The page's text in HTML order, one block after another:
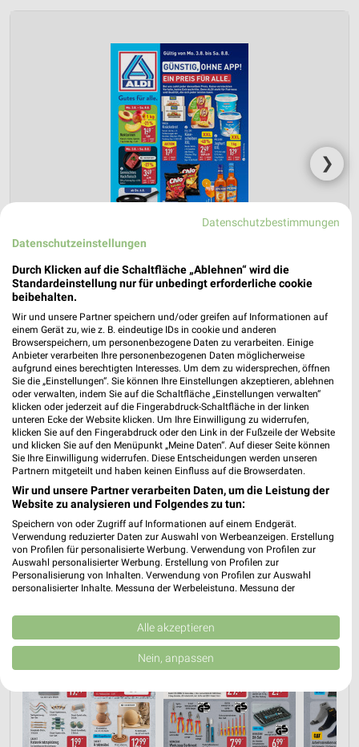
❯
ALDI Nord Prospekt für Bremen ab Mo.
den 03.08.
Gültig von 03. Aug. bis 08. Aug.
📅 Kalendereintrag erstellen
PROSPEKT BLÄTTERN
ANGEBOTE AB MONTAG FLEISCH & WURST AKTIONEN, RABATTE &
Datenschutzbestimmungen
Datenschutzeinstellungen
Durch Klicken auf die Schaltfläche „Ablehnen“ wird die
Standardeinstellung nur für unbedingt erforderliche cookie
beibehalten.
Wir und unsere Partner speichern und/oder greifen auf Informationen auf
einem Gerät zu, wie z. B. eindeutige IDs in cookie und anderen
Browserspeichern, um personenbezogene Daten zu verarbeiten. Einige
Anbieter verarbeiten Ihre personenbezogenen Daten möglicherweise
aufgrund eines berechtigten Interesses. Um dem zu widersprechen, öffnen
Sie die „Einstellungen“. Sie können Ihre Einstellungen akzeptieren, ablehnen
oder verwalten, indem Sie auf die Schaltfläche „Einstellungen verwalten“
klicken oder jederzeit auf die Fingerabdruck-Schaltfläche in der linken
unteren Ecke der Website klicken. Um Ihre Einwilligung zu widerrufen,
klicken Sie auf den Fingerabdruck oder den Link in der Fußzeile der Website
und klicken Sie auf den Menüpunkt „Meine Daten“. Auf dieser Seite können
Sie Ihre Einwilligung widerrufen. Diese Entscheidungen werden unseren
Partnern mitgeteilt und haben keinen Einfluss auf die Browserdaten.
Wir und unsere Partner verarbeiten Daten, um die Leistung der
Website zu analysieren und Folgendes zu tun:
Speichern von oder Zugriff auf Informationen auf einem Endgerät.
Verwendung reduzierter Daten zur Auswahl von Werbeanzeigen. Erstellung
von Profilen für personalisierte Werbung. Verwendung von Profilen zur
Auswahl personalisierter Werbung. Erstellung von Profilen zur
Personalisierung von Inhalten. Verwendung von Profilen zur Auswahl
personalisierter Inhalte. Messung der Werbeleistung. Messung der
Kombinationen von Daten aus verschiedenen Quellen. Entwicklung und
Verbesserung der Angebote. Verwendung reduzierter Daten zur Auswahl
von Inhalten.
Daten können außerhalb der Europäischen Union weitergegeben und in die
USA gesendet werden.
Website/App.
Partnerliste anzeigen (1 IAB-Anbieter)
Wir nutzen Ihre Daten für folgende Zwecke:
Alle akzeptieren
Nein, anpassen